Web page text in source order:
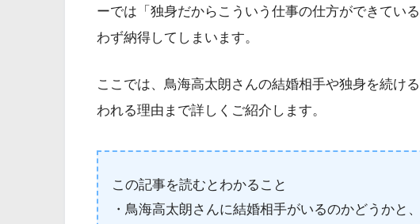
ーでは「独身だからこういう仕事の仕方ができてい
わず納得してしまいます。
ここでは、鳥海高太朗さんの結婚相手や独身を続け
われる理由まで詳しくご紹介します。
この記事を読むとわかること
・鳥海高太朗さんに結婚相手がいるのかどうかと